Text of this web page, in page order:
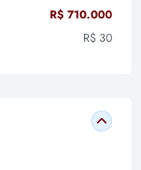
R$ 710.000
R$ 30